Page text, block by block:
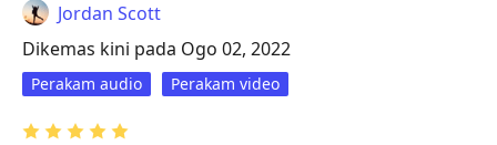
Jordan Scott
Dikemas kini pada Ogo 02, 2022
Perakam audio Perakam video